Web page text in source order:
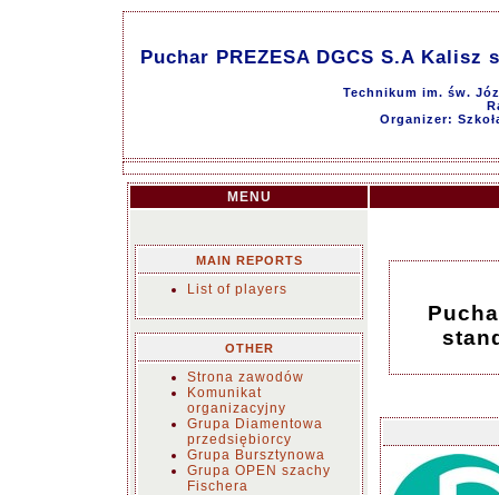
Puchar PREZESA DGCS S.A Kalisz
Technikum im. św.
Organizer:
MENU
MAIN REPORTS
List of players
OTHER
Strona zawodów
Komunikat
organizacyjny
Grupa Diamentowa
przedsiębiorcy
Grupa Bursztynowa
Grupa OPEN szachy
Fischera